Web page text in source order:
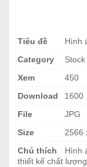
Tiêu đề
Hình
Category
Xem
450
Download
1600
File
JPG
Size
2566
Chú thích
Hình
thiết kế chất